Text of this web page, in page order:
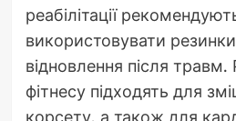
реабілітації
використовувати
відновлення після
фітнесу підходять для
корсету, а також для